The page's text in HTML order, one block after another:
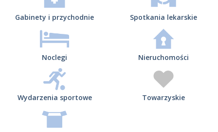
Gabinety i przychodnie Spotkania lekarskie
Noclegi Nieruchomości
Wydarzenia sportowe Towarzyskie